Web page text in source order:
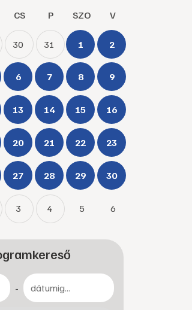
CS P SZO V
30 31 1 2
6 7 8 9
13 14 15 16
20 21 22 23
27 28 29 30
3 4 5 6
-